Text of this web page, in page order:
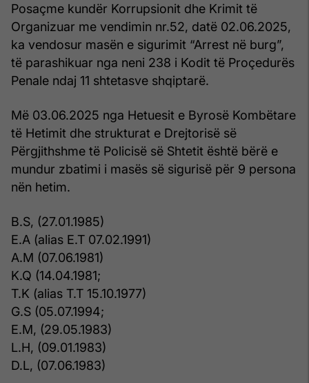
Posaçme kundër Korrupsionit dhe Krimit të
Organizuar me vendimin nr.52, datë 02.06.2025,
ka vendosur masën e sigurimit “Arrest në burg”,
të parashikuar nga neni 238 i Kodit të Proçedurës
Penale ndaj 11 shtetasve shqiptarë.
Më 03.06.2025 nga Hetuesit e Byrosë Kombëtare
të Hetimit dhe strukturat e Drejtorisë së
Përgjithshme të Policisë së Shtetit është bërë e
mundur zbatimi i masës së sigurisë për 9 persona
nën hetim.
B.S, (27.01.1985)
E.A (alias E.T 07.02.1991)
A.M (07.06.1981)
K.Q (14.04.1981;
T.K (alias T.T 15.10.1977)
G.S (05.07.1994;
E.M, (29.05.1983)
L.H, (09.01.1983)
D.L, (07.06.1983)